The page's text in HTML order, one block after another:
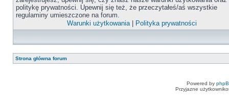
politykę prywatności. Upewnij się też, że przeczytałeś/aś wszystkie
regulaminy umieszczone na forum.
Warunki użytkowania| Polityka prywatności
Strona główna forum
Powered by
Przyjazne